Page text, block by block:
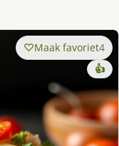
Maak favoriet4
👍